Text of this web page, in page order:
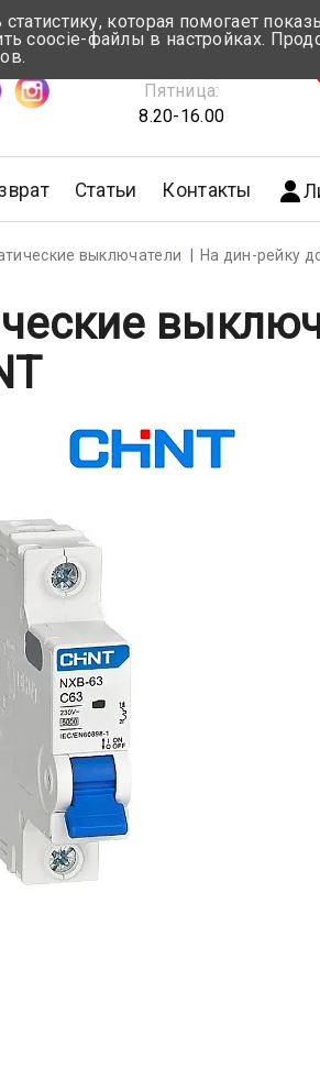
мин
Понедельник-Четверг:
Пятница:
8.20-16.00
Статьи Контакты
выключатели На дин-рейку
которая помогает
coocie-файлы в настройках.